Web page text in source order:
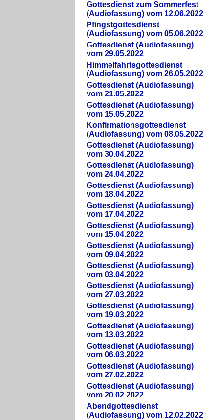
Gottesdienst zum Sommerfest
(Audiofassung) vom 12.06.2022
Pfingstgottesdienst
(Audiofassung) vom 05.06.2022
Gottesdienst (Audiofassung)
vom 29.05.2022
Himmelfahrtsgottesdienst
(Audiofassung) vom 26.05.2022
Gottesdienst (Audiofassung)
vom 21.05.2022
Gottesdienst (Audiofassung)
vom 15.05.2022
Konfirmationsgottesdienst
(Audiofassung) vom 08.05.2022
Gottesdienst (Audiofassung)
vom 30.04.2022
Gottesdienst (Audiofassung)
vom 24.04.2022
Gottesdienst (Audiofassung)
vom 18.04.2022
Gottesdienst (Audiofassung)
vom 17.04.2022
Gottesdienst (Audiofassung)
vom 15.04.2022
Gottesdienst (Audiofassung)
vom 09.04.2022
Gottesdienst (Audiofassung)
vom 03.04.2022
Gottesdienst (Audiofassung)
vom 27.03.2022
Gottesdienst (Audiofassung)
vom 19.03.2022
Gottesdienst (Audiofassung)
vom 13.03.2022
Gottesdienst (Audiofassung)
vom 06.03.2022
Gottesdienst (Audiofassung)
vom 27.02.2022
Gottesdienst (Audiofassung)
vom 20.02.2022
Abendgottesdienst
(Audiofassung) vom 12.02.2022